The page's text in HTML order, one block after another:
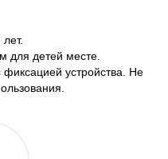
для детей месте.
устройства. Не